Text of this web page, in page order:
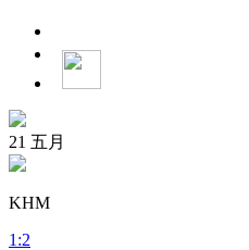
21 五月
KHM
1 :2